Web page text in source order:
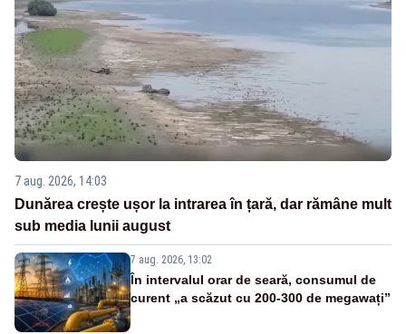
7 aug. 2026, 14:03
Dunărea crește ușor la intrarea în țară, dar rămâne mult
sub media lunii august
7 aug. 2026, 13:02
În intervalul orar de seară, consumul de
curent „a scăzut cu 200-300 de megawați”